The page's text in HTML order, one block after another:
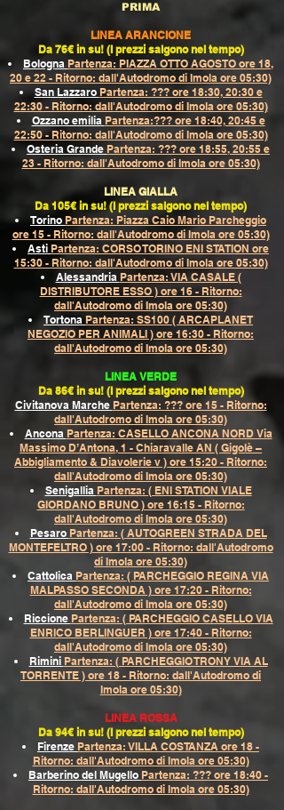
PRIMA
LINEA ARANCIONE
Da 76€ in su! (I prezzi salgono nel tempo)
Bologna Partenza: PIAZZA OTTO AGOSTO ore 18,
20 e 22 - Ritorno: dall'Autodromo di Imola ore 05:30)
San Lazzaro Partenza: ??? ore 18:30, 20:30 e
22:30 - Ritorno: dall'Autodromo di Imola ore 05:30)
Ozzano emilia Partenza:??? ore 18:40, 20:45 e
22:50 - Ritorno: dall'Autodromo di Imola ore 05:30)
Osteria Grande Partenza: ??? ore 18:55, 20:55 e
23 - Ritorno: dall'Autodromo di Imola ore 05:30)
LINEA GIALLA
Da 105€ in su! (I prezzi salgono nel tempo)
Torino Partenza: Piazza Caio Mario Parcheggio
ore 15 - Ritorno: dall'Autodromo di Imola ore 05:30)
Asti Partenza: CORSO TORINO ENI STATION ore
15:30 - Ritorno: dall'Autodromo di Imola ore 05:30)
Alessandria Partenza: VIA CASALE (
DISTRIBUTORE ESSO ) ore 16 - Ritorno:
dall'Autodromo di Imola ore 05:30)
Tortona Partenza: SS100 ( ARCAPLANET
NEGOZIO PER ANIMALI ) ore 16:30 - Ritorno:
dall'Autodromo di Imola ore 05:30)
LINEA VERDE
Da 86€ in su! (I prezzi salgono nel tempo)
Civitanova Marche Partenza: ??? ore 15 - Ritorno:
dall'Autodromo di Imola ore 05:30)
Ancona Partenza: CASELLO ANCONA NORD Via
Massimo D’Antona, 1 - Chiaravalle AN ( Gigolè –
Abbigliamento & Diavolerie v ) ore 15:20 - Ritorno:
dall'Autodromo di Imola ore 05:30)
Senigallia Partenza: ( ENI STATION VIALE
GIORDANO BRUNO ) ore 16:15 - Ritorno:
dall'Autodromo di Imola ore 05:30)
Pesaro Partenza: ( AUTOGREEN STRADA DEL
MONTEFELTRO ) ore 17:00 - Ritorno: dall'Autodromo
di Imola ore 05:30)
Cattolica Partenza: ( PARCHEGGIO REGINA VIA
MALPASSO SECONDA ) ore 17:20 - Ritorno:
dall'Autodromo di Imola ore 05:30)
Riccione Partenza: ( PARCHEGGIO CASELLO VIA
ENRICO BERLINGUER ) ore 17:40 - Ritorno:
dall'Autodromo di Imola ore 05:30)
Rimini Partenza: ( PARCHEGGIO TRONY VIA AL
TORRENTE ) ore 18 - Ritorno: dall'Autodromo di
Imola ore 05:30)
LINEA ROSSA
Da 94€ in su! (I prezzi salgono nel tempo)
Firenze Partenza: VILLA COSTANZA ore 18 -
Ritorno: dall'Autodromo di Imola ore 05:30)
Barberino del Mugello Partenza: ??? ore 18:40 -
Ritorno: dall'Autodromo di Imola ore 05:30)